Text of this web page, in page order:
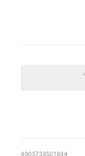
4905736501844